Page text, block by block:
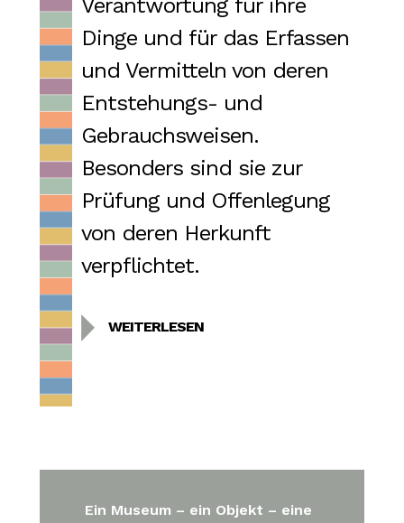
Verantwortung für ihre
Dinge und für das Erfassen
und Vermitteln von deren
Entstehungs- und
Gebrauchsweisen.
Besonders sind sie zur
Prüfung und Offenlegung
von deren Herkunft
verpflichtet.
WEITERLESEN
Ein Museum – ein Objekt – eine